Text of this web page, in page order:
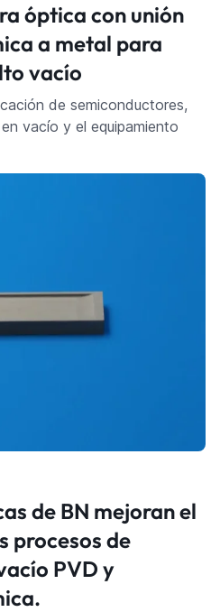
óptica con unión
a metal para
vacío
de semiconductores,
vacío y el equipamiento
de BN mejoran el
procesos de
PVD y